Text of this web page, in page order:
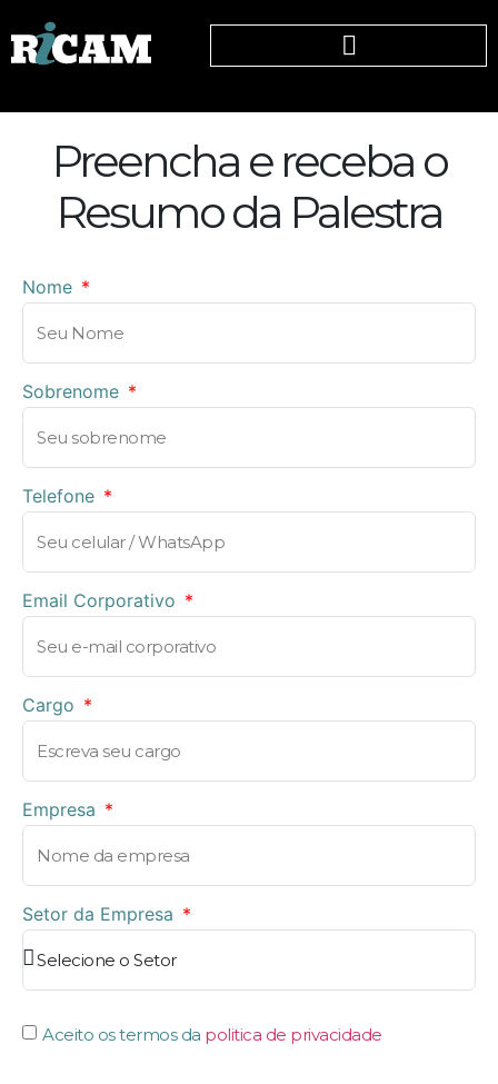
Preencha e receba o
Resumo da Palestra
Nome
Sobrenome
Telefone
Email Corporativo
Cargo
Empresa
Setor da Empresa
Aceito os termos da politica de privacidade